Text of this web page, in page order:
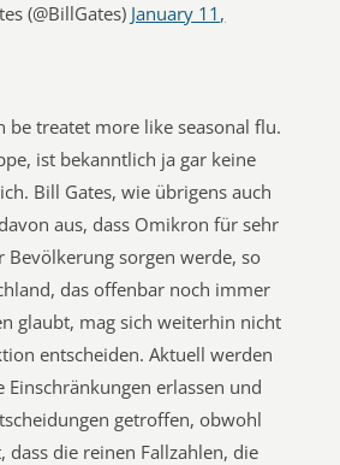
(@BillGates) January 11,
be treatet more like seasonal flu.
ist bekanntlich ja gar keine
Bill Gates, wie übrigens auch
aus, dass Omikron für sehr
sorgen werde, so
das offenbar noch immer
glaubt, mag sich weiterhin nicht
entscheiden. Aktuell werden
erlassen und
getroffen, obwohl
dass die reinen Fallzahlen, die